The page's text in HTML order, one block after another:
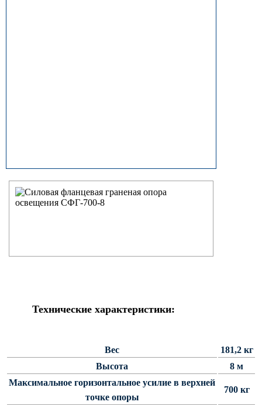
прямостоечные круглоконические
НФ Трубчатая опора освещения
ОКС Опоры освещения круглые
МСО ФГ Силовые граненые
Технические характеристики:
Вес
181,2 кг
Высота
8 м
Максимальное горизонтальное усилие в верхней
точке опоры
700 кг